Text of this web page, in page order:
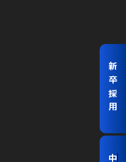
新卒採用